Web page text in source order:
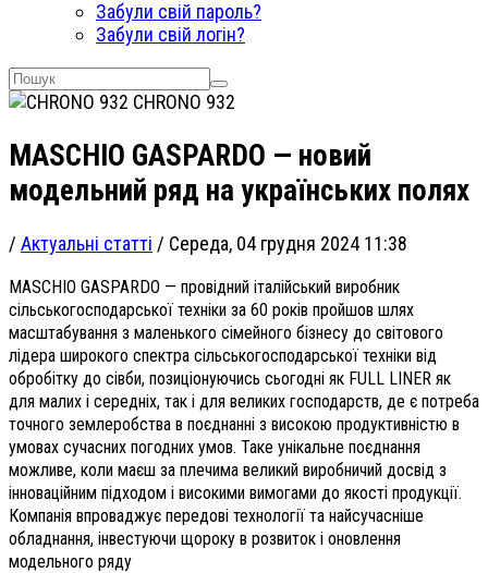
Забули свій пароль?
Забули свій логін?
СHRONO 932
MASCHIO GASPARDO — новий
модельний ряд на українських полях
/ Актуальні статті / Середа, 04 грудня 2024 11:38
MASCHIO GASPARDO — провідний італійський виробник
сільськогосподарської техніки за 60 років пройшов шлях
масштабування з маленького сімейного бізнесу до світового
лідера широкого спектра сільськогосподарської техніки від
обробітку до сівби, позиціонуючись сьогодні як FULL LINER як
для малих і середніх, так і для великих господарств, де є потреба
точного землеробства в поєднанні з високою продуктивністю в
умовах сучасних погодних умов. Таке унікальне поєднання
можливе, коли маєш за плечима великий виробничий досвід з
інноваційним підходом і високими вимогами до якості продукції.
Компанія впроваджує передові технології та найсучасніше
обладнання, інвестуючи щороку в розвиток і оновлення
модельного ряду